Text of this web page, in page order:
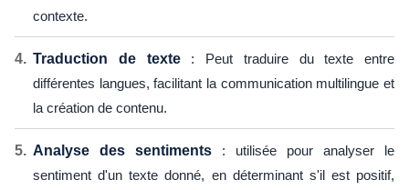
contexte.
Traduction de texte: Peut traduire du texte entre
différentes langues, facilitant la communication multilingue et
la création de contenu.
Analyse des sentiments : utilisée pour analyser le
sentiment d'un texte donné, en déterminant s'il est positif,